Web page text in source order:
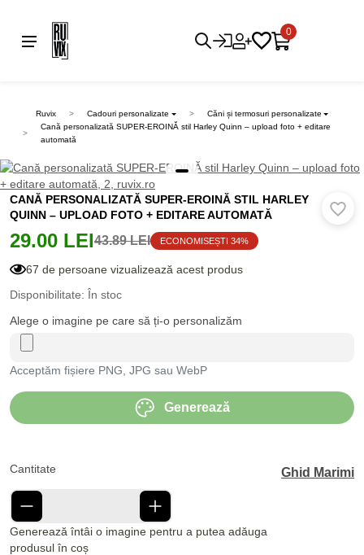
0
Ruvix Cadouri personalizate
Căni și termosuri personalizate
Cană personalizată SUPER-EROINĂ stil Harley Quinn – upload foto + editare
automată
CANĂ PERSONALIZATĂ SUPER-EROINĂ STIL HARLEY
QUINN – UPLOAD FOTO + EDITARE AUTOMATĂ
29.00 LEI43.89 LEI ECONOMISEȘTI 34%
67 de persoane vizualizează acest produs
Disponibilitate: În stoc
Alege o imagine pe care să ți-o personalizăm
Acceptăm fișiere PNG, JPG sau WebP
Generează
Cantitate Ghid Marimi
Generează întâi o imagine pentru a putea adăuga
produsul în coș